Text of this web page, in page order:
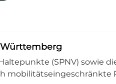
(SPNV) sowie
mobilitätseingeschränkte